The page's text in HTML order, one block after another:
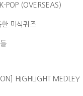
POP (OVERSEAS)
미식퀴즈
HIGHLIGHT MEDLEY